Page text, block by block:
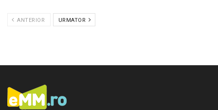
ANTERIOR URMATOR